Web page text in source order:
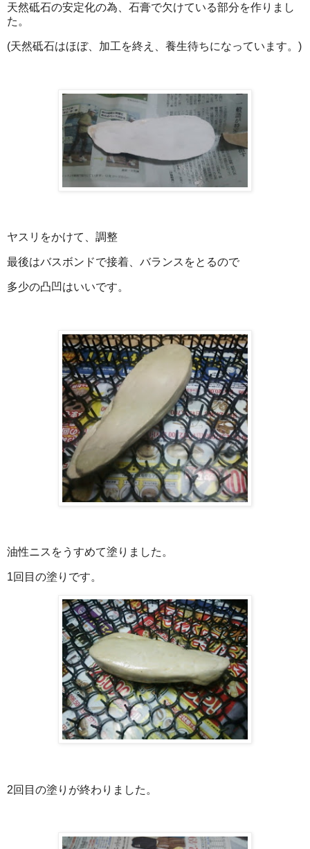
天然砥石の安定化の為、石膏で欠けている部分を作りまし
た。
(天然砥石はほぼ、加工を終え、養生待ちになっています。)
ヤスリをかけて、調整
最後はバスボンドで接着、バランスをとるので
多少の凸凹はいいです。
油性ニスをうすめて塗りました。
1回目の塗りです。
2回目の塗りが終わりました。